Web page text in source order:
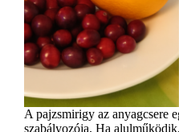
A pajzsmirigy az anyagcsere
szabályozója. Ha